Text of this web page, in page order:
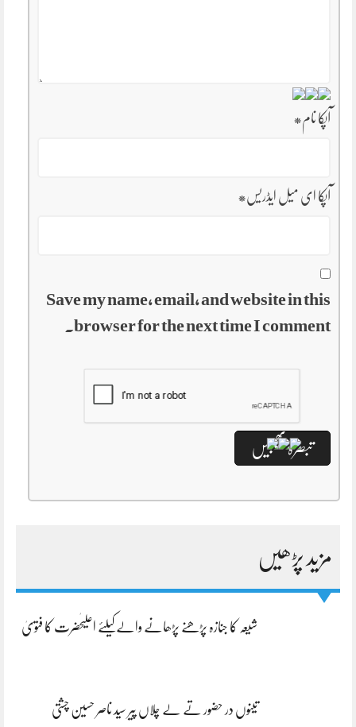
آپکا نام*
آپکا ای میل ایڈریس*
Save my name, email, and website in this
browser for the next time I comment.
مزید پڑھیں
شیعہ کا جنازہ پڑھنے پڑھانے والےکیلئے اعلیٰحضرت کا فتویٰ
تینوں در حضور تے لے چلاں پیر سید ناصر حسین چشتی